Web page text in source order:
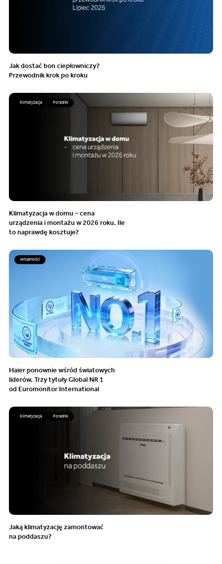
Jak dostać bon ciepłowniczy?
Przewodnik krok po kroku
Klimatyzacja Poradnik
Klimatyzacja w domu – cena
urządzenia i montażu w 2026 roku. Ile
to naprawdę kosztuje?
Aktualności
Haier ponownie wśród światowych
liderów. Trzy tytuły Global NR 1
od Euromonitor International
Klimatyzacja Poradnik
Jaką klimatyzację zamontować
na poddaszu?